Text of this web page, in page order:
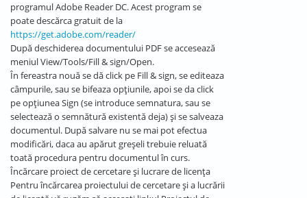
programul Adobe Reader DC. Acest program se
poate descărca gratuit de la
https://get.adobe.com/reader/
După deschiderea documentului PDF se accesează
meniul View/Tools/Fill & sign/Open.
În fereastra nouă se dă click pe Fill & sign, se editeaza
câmpurile, sau se bifeaza opțiunile, apoi se da click
pe opțiunea Sign (se introduce semnatura, sau se
selectează o semnătură existentă deja) și se salveaza
documentul. După salvare nu se mai pot efectua
modificări, daca au apărut greșeli trebuie reluată
toată procedura pentru documentul în curs.
Încărcare proiect de cercetare și lucrare de licența
Pentru încărcarea proiectului de cercetare și a lucrării